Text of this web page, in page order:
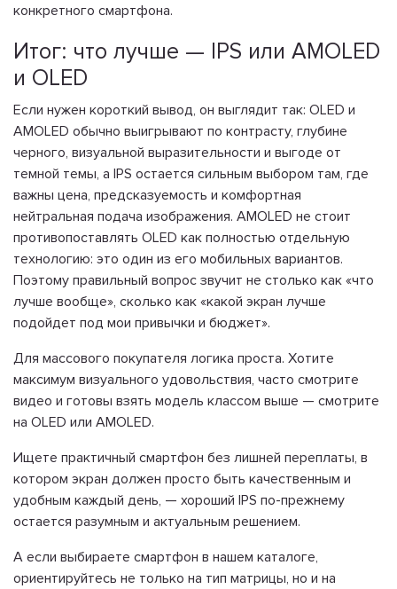
конкретного смартфона.
Итог: что лучше — IPS или AMOLED
и OLED
Если нужен короткий вывод, он выглядит так: OLED и
AMOLED обычно выигрывают по контрасту, глубине
черного, визуальной выразительности и выгоде от
темной темы, а IPS остается сильным выбором там, где
важны цена, предсказуемость и комфортная
нейтральная подача изображения. AMOLED не стоит
противопоставлять OLED как полностью отдельную
технологию: это один из его мобильных вариантов.
Поэтому правильный вопрос звучит не столько как «что
лучше вообще», сколько как «какой экран лучше
подойдет под мои привычки и бюджет».
Для массового покупателя логика проста. Хотите
максимум визуального удовольствия, часто смотрите
видео и готовы взять модель классом выше — смотрите
на OLED или AMOLED.
Ищете практичный смартфон без лишней переплаты, в
котором экран должен просто быть качественным и
удобным каждый день, — хороший IPS по-прежнему
остается разумным и актуальным решением.
А если выбираете смартфон в нашем каталоге,
ориентируйтесь не только на тип матрицы, но и на